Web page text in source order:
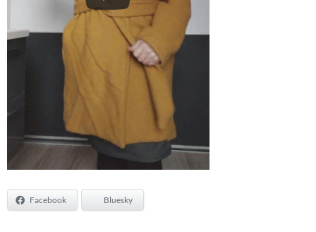
Facebook Bluesky